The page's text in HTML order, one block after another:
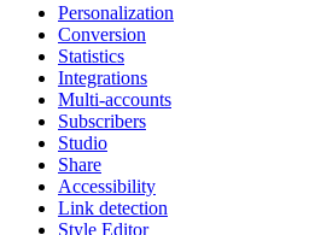
Personalization
Conversion
Statistics
Integrations
Multi-accounts
Subscribers
Studio
Share
Accessibility
Link detection
Style Editor